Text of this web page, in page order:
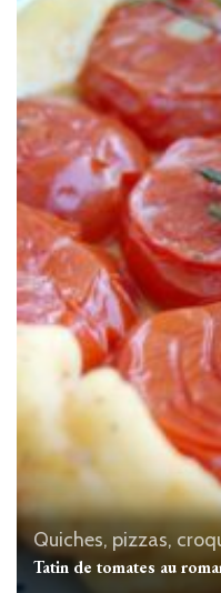
Quiches, pizzas,
Tatin de tomates au